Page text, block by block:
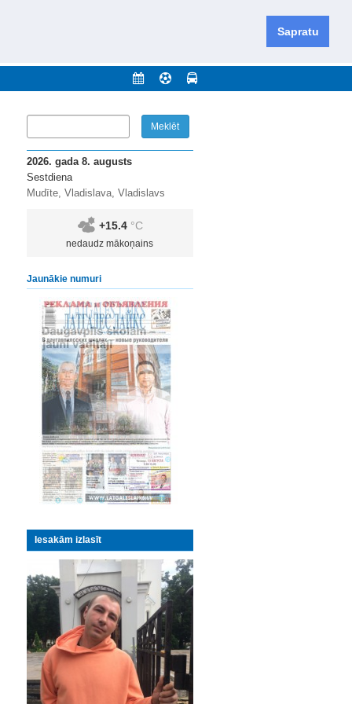
Sapratu
novadu un apkārtējos novadus un pilsētas.
2026. gada 8. augusts
Sestdiena
Mudīte, Vladislava, Vladislavs
+15.4 °C
nedaudz mākoņains
Jaunākie numuri
Iesakām izlasīt